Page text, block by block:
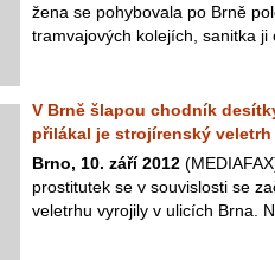
žena se pohybovala po Brně
tramvajových kolejích, sanitka
V Brně šlapou chodník
přilákal je strojírenský veletrh
Brno, 10. září 2012
prostitutek se v souvislosti se
veletrhu vyrojily v ulicích Brna.